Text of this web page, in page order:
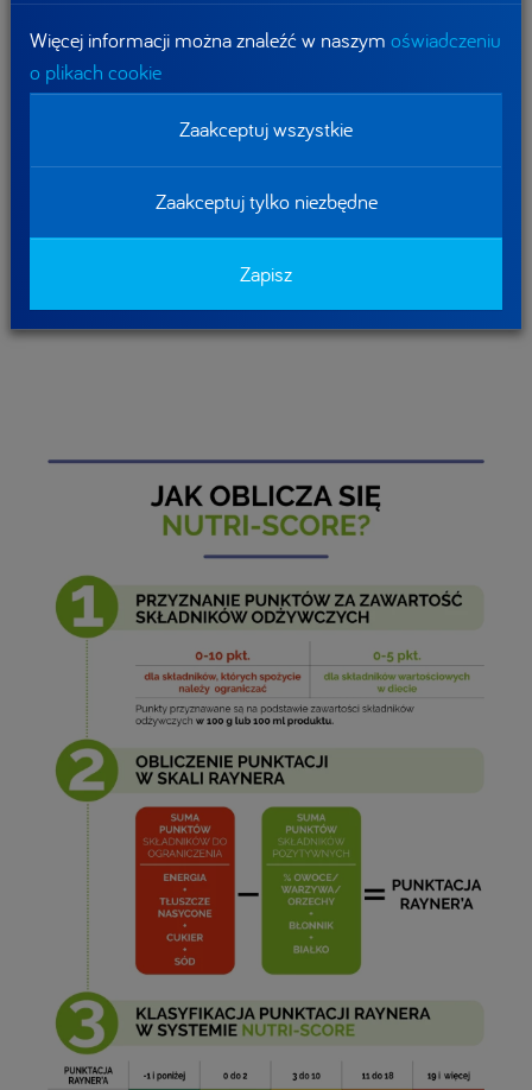
konsumentom w podejmowaniu świadomych decyzji,
dotyczących wartości odżywczej zakupionej przez nich
Podczas kolejnych zakupów polecamy poszukać oznaczenia
Nutri-Score z przodu opakowania i przekonać się o wartości
odżywczej wybieranego produktu. Dokonując prawidłowych
wyborów żywieniowych dbasz o swoje zdrowie!
Więcej informacji można znaleźć w naszym oświadczeniu
o plikach cookie
Zaakceptuj wszystkie
Zaakceptuj tylko niezbędne
Zapisz